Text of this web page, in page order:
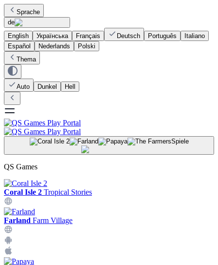
Sprache
de
English
Українська Français Deutsch Português
Italiano
Español
Nederlands
Polski
Thema
Auto Dunkel Hell
Spiele
QS Games
Coral Isle 2 Tropical Stories
Farland Farm Village